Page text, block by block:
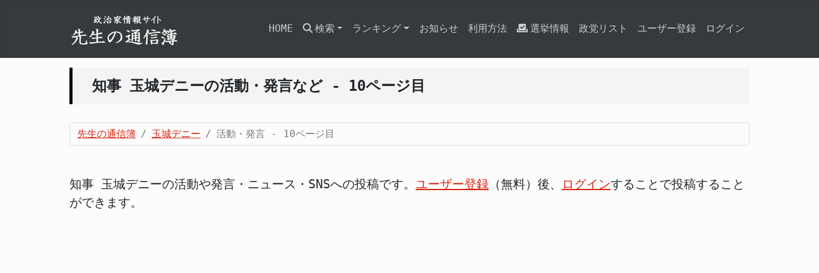
HOME 検索 ランキング お知らせ 利用方法 選挙情報 政党リスト ユーザー登録 ログイン
知事 玉城デニーの活動・発言など - 10ページ目
先生の通信簿 玉城デニー 活動・発言 - 10ページ目
知事 玉城デニーの活動や発言・ニュース・SNSへの投稿です。 ユーザー登録 （無料）後、 ログインすることで投稿すること
ができます。